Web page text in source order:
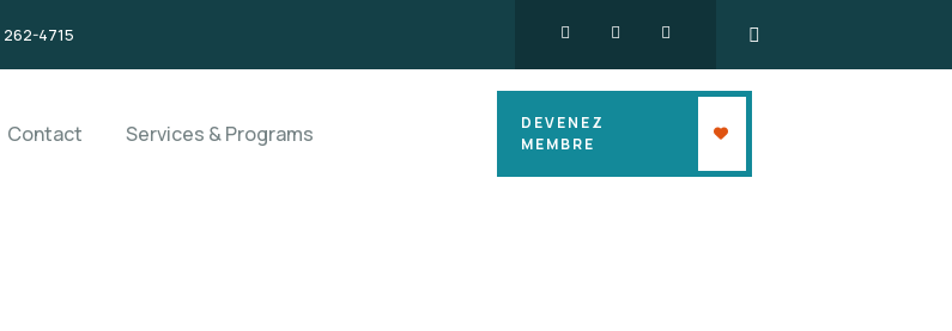
4715
Contact Services & Programs
DEVENEZ
MEMBRE